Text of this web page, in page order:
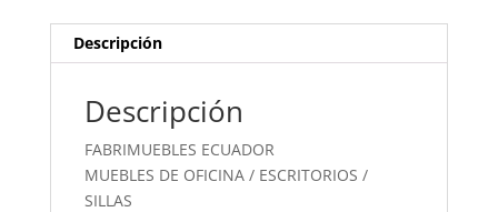
Descripción
Descripción
FABRIMUEBLES ECUADOR
MUEBLES DE OFICINA / ESCRITORIOS /
SILLAS